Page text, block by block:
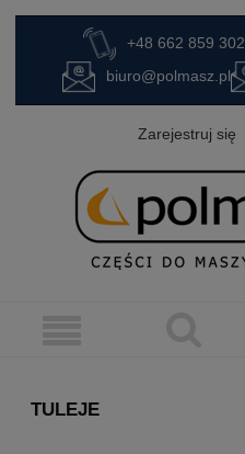
+48 662 859 302
biuro@polmasz.pl
Zarejestruj się
TULEJE